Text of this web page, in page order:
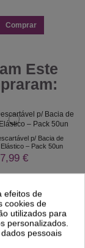
Comprar
Este
p/ Bacia de
– Pack 50un
7,99 €
efeitos de
cookies de
utilizados para
personalizados.
pessoais